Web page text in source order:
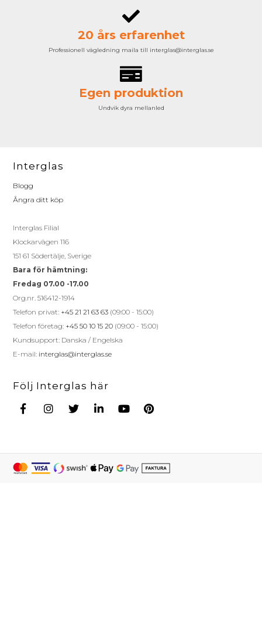
20 års erfarenhet
Professionell vägledning maila till interglas@interglas.se
Egen produktion
Undvik dyra mellanled
Interglas
Blogg
Ångra ditt köp
Interglas Filial
Klockarvägen 116
151 61 Södertälje, Sverige
Bara för hämtning:
Fredag 07.00 -17.00
Org.nr. 516412-1914
Telefon privat: +45 21 21 63 63 (09:00 - 15:00)
Telefon företag: +45 50 10 15 20 (09:00 - 15:00)
Kundsupport: Danska / Engelska
E-mail: interglas@interglas.se
Följ Interglas här